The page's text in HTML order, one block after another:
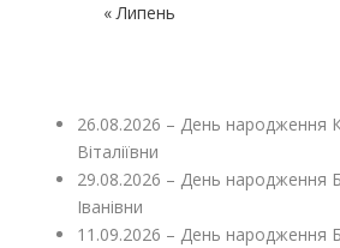
« Липень
26.08.2026 – День народження
Віталіївни
29.08.2026 – День народження
Іванівни
11.09.2026 – День народження